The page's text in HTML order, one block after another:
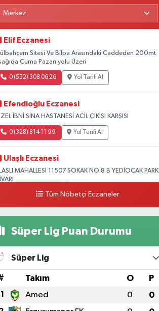
Elif Eczanesi
Sitesi Ve Bilpa Arasındaki Caddeden 200mt
Cuma Pazarı yolu Üzeri
0 (552) 308 06 26 Yol Tarifi Al
Efendioğlu Eczanesi
İBNİ SİNA HASTANESİ ACİL ÇIKIŞI KARŞISI
0 (328) 814 11 99 Yol Tarifi Al
Ulaşlı Eczanesi
MAHALLESİ 11507 SOKAK NO:8 B YEDİOCAK PARKI
0 (546) 158 81 80 Yol Tarifi Al
Tüm Nöbetçi Eczaneler
Süper Lig Puan Durumu
Süper Lig
Takım O P
1 Amed 0 0